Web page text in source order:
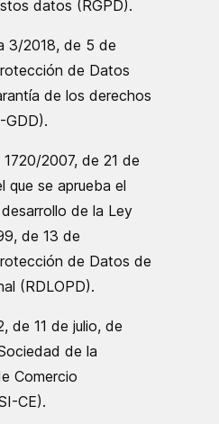
datos (RGPD).
3/2018, de 5 de
de Datos
de los derechos
GDD).
2007, de 21 de
que se aprueba el
de la Ley
de 13 de
de Datos de
(RDLOPD).
de 11 de julio, de
de la
Comercio
CE).